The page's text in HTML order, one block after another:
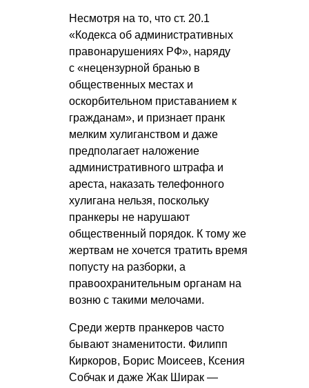
Несмотря на то, что ст. 20.1
«Кодекса об административных
правонарушениях РФ», наряду
с «нецензурной бранью в
общественных местах и
оскорбительном приставанием к
гражданам», и признает пранк
мелким хулиганством и даже
предполагает наложение
административного штрафа и
ареста, наказать телефонного
хулигана нельзя, поскольку
пранкеры не нарушают
общественный порядок. К тому же
жертвам не хочется тратить время
попусту на разборки, а
правоохранительным органам на
возню с такими мелочами.
Среди жертв пранкеров часто
бывают знаменитости. Филипп
Киркоров, Борис Моисеев, Ксения
Собчак и даже Жак Ширак —